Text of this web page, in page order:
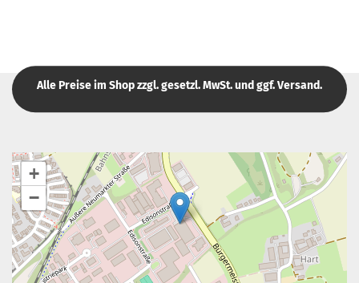
Alle Preise im Shop zzgl. gesetzl. MwSt. und ggf. Versand.
+
−